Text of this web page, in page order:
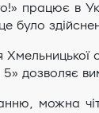
працює
було
дозволяє
можна